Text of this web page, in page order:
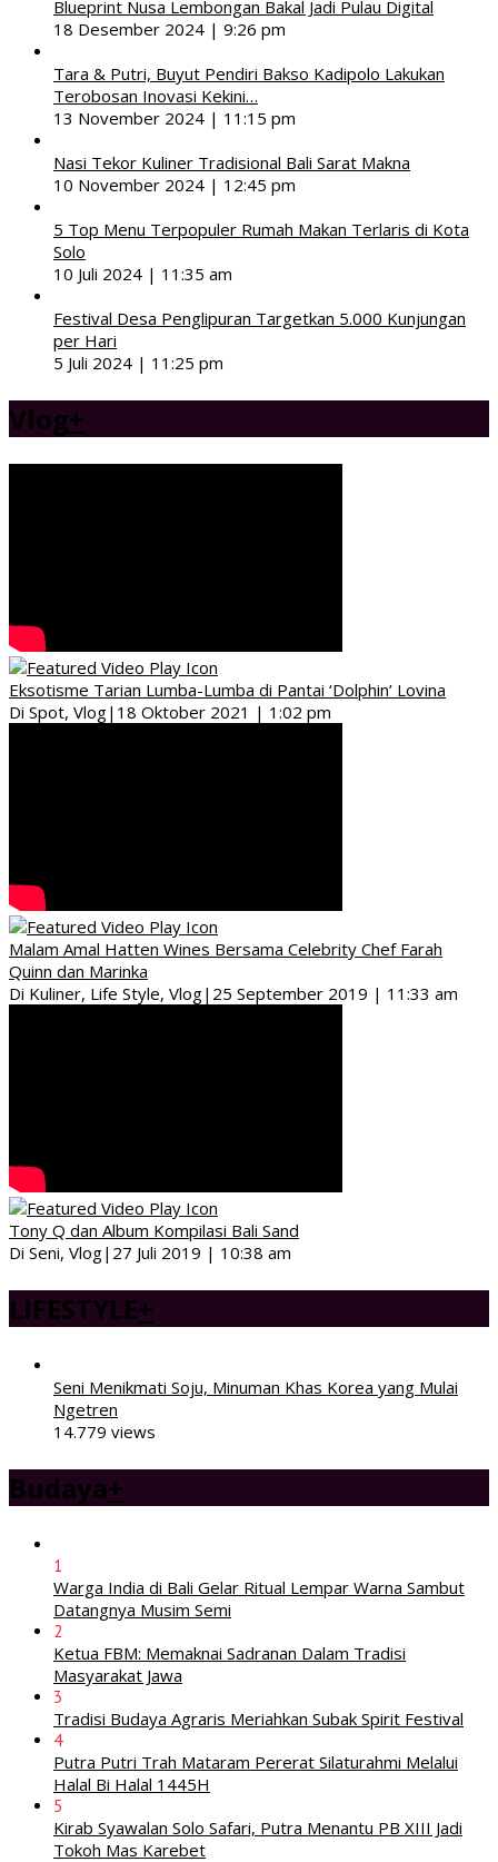
Blueprint Nusa Lembongan Bakal Jadi Pulau Digital
18 Desember 2024 | 9:26 pm
Tara & Putri, Buyut Pendiri Bakso Kadipolo Lakukan
Terobosan Inovasi Kekini…
13 November 2024 | 11:15 pm
Nasi Tekor Kuliner Tradisional Bali Sarat Makna
10 November 2024 | 12:45 pm
5 Top Menu Terpopuler Rumah Makan Terlaris di Kota
Solo
10 Juli 2024 | 11:35 am
Festival Desa Penglipuran Targetkan 5.000 Kunjungan
per Hari
5 Juli 2024 | 11:25 pm
Vlog+
Eksotisme Tarian Lumba-Lumba di Pantai ‘Dolphin’ Lovina
Di Spot, Vlog| 18 Oktober 2021 | 1:02 pm
Malam Amal Hatten Wines Bersama Celebrity Chef Farah
Quinn dan Marinka
Di Kuliner, Life Style, Vlog| 25 September 2019 | 11:33 am
Tony Q dan Album Kompilasi Bali Sand
Di Seni, Vlog| 27 Juli 2019 | 10:38 am
LIFESTYLE+
Seni Menikmati Soju, Minuman Khas Korea yang Mulai
Ngetren
14.779 views
Budaya+
1
Warga India di Bali Gelar Ritual Lempar Warna Sambut
Datangnya Musim Semi
2
Ketua FBM: Memaknai Sadranan Dalam Tradisi
Masyarakat Jawa
3
Tradisi Budaya Agraris Meriahkan Subak Spirit Festival
4
Putra Putri Trah Mataram Pererat Silaturahmi Melalui
Halal Bi Halal 1445H
5
Kirab Syawalan Solo Safari, Putra Menantu PB XIII Jadi
Tokoh Mas Karebet